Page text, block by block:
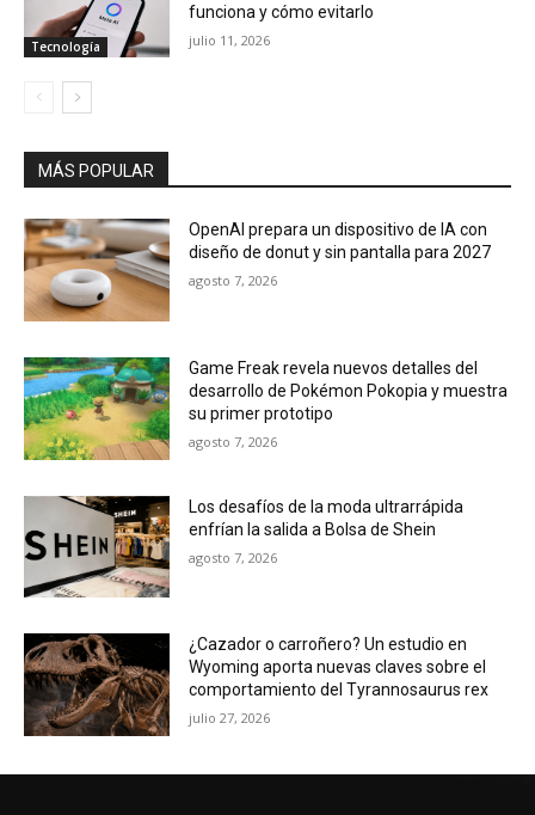
Tecnología
funciona y cómo evitarlo
julio 11, 2026
MÁS POPULAR
OpenAI prepara un dispositivo de IA con
diseño de donut y sin pantalla para 2027
agosto 7, 2026
Game Freak revela nuevos detalles del
desarrollo de Pokémon Pokopia y muestra
su primer prototipo
agosto 7, 2026
Los desafíos de la moda ultrarrápida
enfrían la salida a Bolsa de Shein
agosto 7, 2026
¿Cazador o carroñero? Un estudio en
Wyoming aporta nuevas claves sobre el
comportamiento del Tyrannosaurus rex
julio 27, 2026